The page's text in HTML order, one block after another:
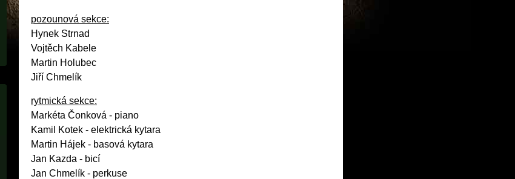
pozounová sekce:
Hynek Strnad
Vojtěch Kabele
Martin Holubec
Jiří Chmelík
rytmická sekce:
Markéta Čonková - piano
Kamil Kotek - elektrická kytara
Martin Hájek - basová kytara
Jan Kazda - bicí
Jan Chmelík - perkuse